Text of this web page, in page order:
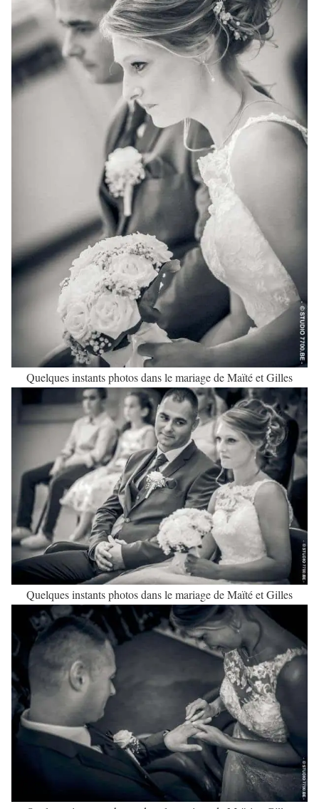
Quelques instants photos dans le mariage de Maïté et Gilles
Quelques instants photos dans le mariage de Maïté et Gilles